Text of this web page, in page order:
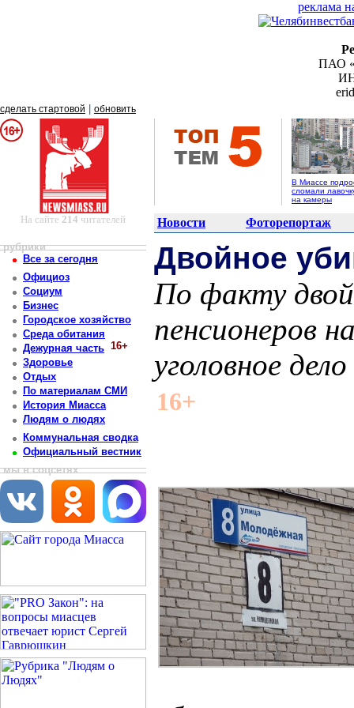
реклама
ПАО
сделать стартовой обновить
В Миассе
сломали
на камеры
На сайте 214 читателей Новости Фоторепортаж
рубрики
Все за сегодня
Официоз
Социум
Бизнес
Городское хозяйство
Среда обитания
Дежурная часть 16+
Здоровье
Отдых
По материалам СМИ
История Миасса
Людям о людях
Коммунальная сводка
Официальный вестник
мы в соцсетях
Двойное
По факту
пенсионеров
уголовное дело
16+